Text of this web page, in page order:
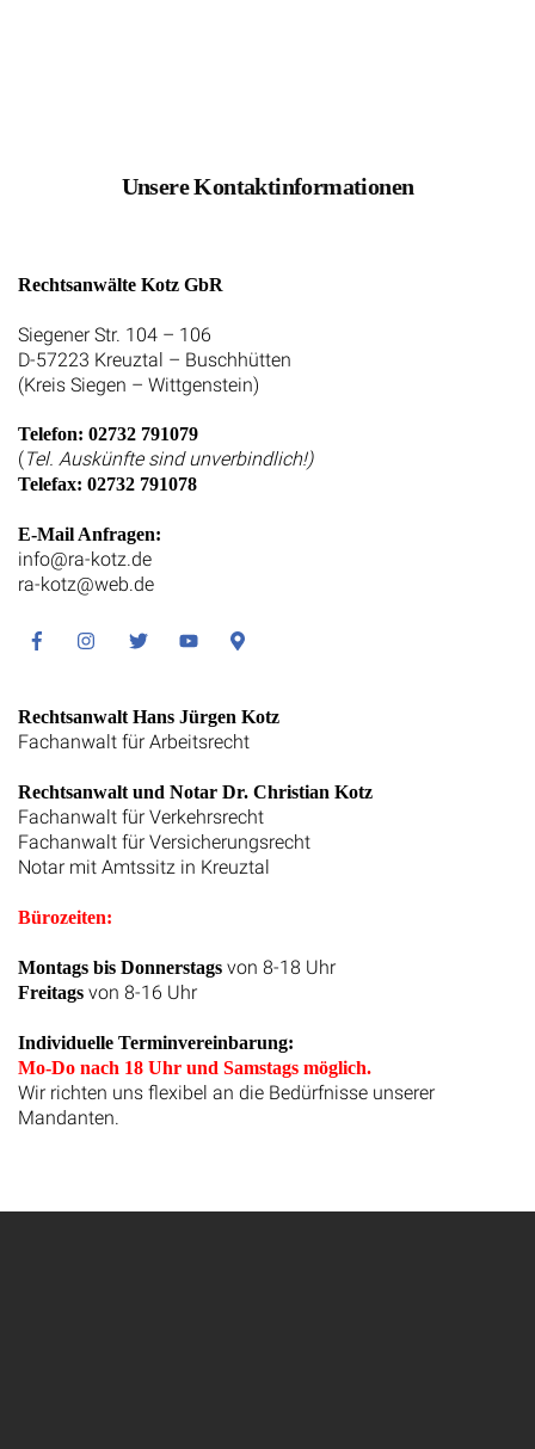
Unsere Kontaktinformationen
Rechtsanwälte Kotz GbR
Siegener Str. 104 – 106
D-57223 Kreuztal – Buschhütten
(Kreis Siegen – Wittgenstein)
Telefon: 02732 791079
(Tel. Auskünfte sind unverbindlich!)
Telefax: 02732 791078
E-Mail Anfragen:
info@ra-kotz.de
ra-kotz@web.de
FacebookInstagramTwitter YoutubeGoogle
Rechtsanwalt Hans Jürgen Kotz
Fachanwalt für Arbeitsrecht
Rechtsanwalt und Notar Dr. Christian Kotz
Fachanwalt für Verkehrsrecht
Fachanwalt für Versicherungsrecht
Notar mit Amtssitz in Kreuztal
Bürozeiten:
Montags bis Donnerstags von 8-18 Uhr
Freitags von 8-16 Uhr
Individuelle Terminvereinbarung:
Mo-Do nach 18 Uhr und Samstags möglich.
Wir richten uns flexibel an die Bedürfnisse unserer
Mandanten.